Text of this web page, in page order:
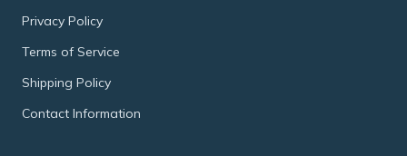
Privacy Policy
Terms of Service
Shipping Policy
Contact Information